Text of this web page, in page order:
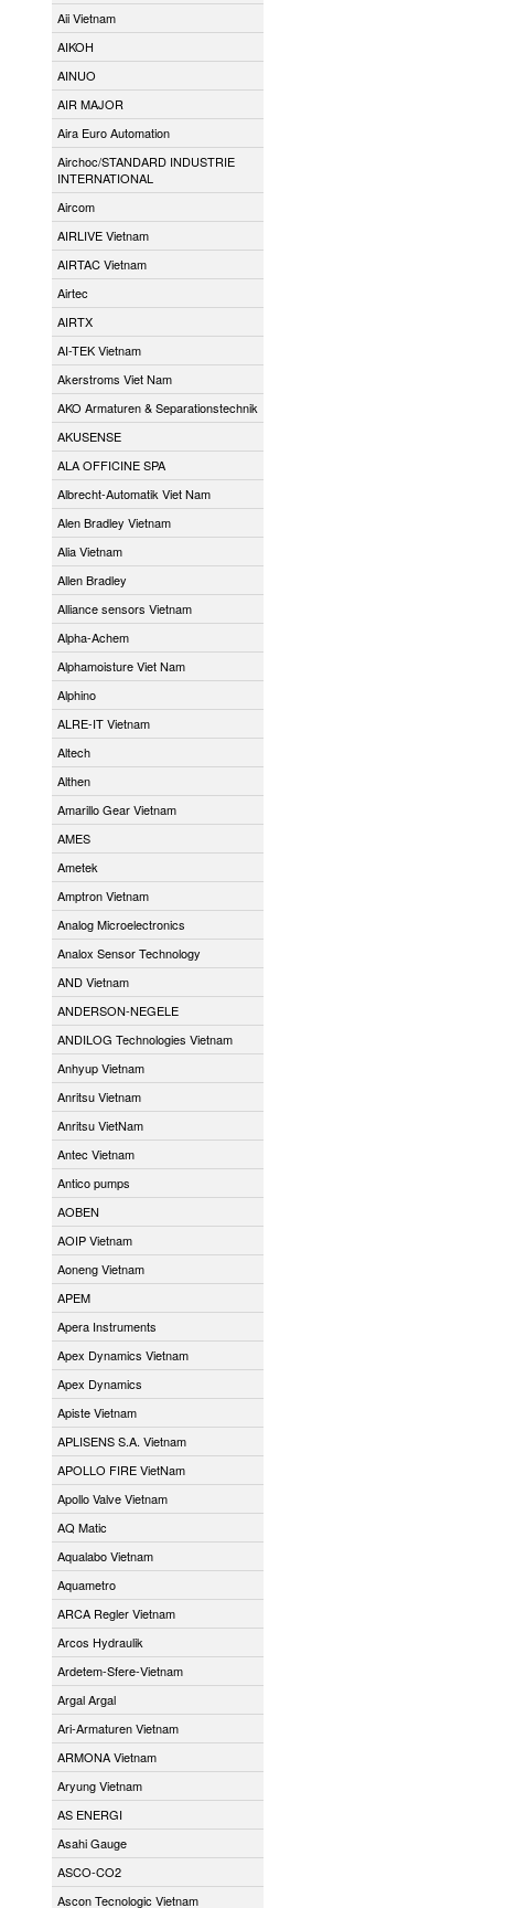
Aii Vietnam
AIKOH
AINUO
AIR MAJOR
Aira Euro Automation
Airchoc/STANDARD INDUSTRIE
INTERNATIONAL
Aircom
AIRLIVE Vietnam
AIRTAC Vietnam
Airtec
AIRTX
AI-TEK Vietnam
Akerstroms Viet Nam
AKO Armaturen & Separationstechnik
AKUSENSE
ALA OFFICINE SPA
Albrecht-Automatik Viet Nam
Alen Bradley Vietnam
Alia Vietnam
Allen Bradley
Alliance sensors Vietnam
Alpha-Achem
Alphamoisture Viet Nam
Alphino
ALRE-IT Vietnam
Altech
Althen
Amarillo Gear Vietnam
AMES
Ametek
Amptron Vietnam
Analog Microelectronics
Analox Sensor Technology
AND Vietnam
ANDERSON-NEGELE
ANDILOG Technologies Vietnam
Anhyup Vietnam
Anritsu Vietnam
Anritsu VietNam
Antec Vietnam
Antico pumps
AOBEN
AOIP Vietnam
Aoneng Vietnam
APEM
Apera Instruments
Apex Dynamics Vietnam
Apex Dynamics
Apiste Vietnam
APLISENS S.A. Vietnam
APOLLO FIRE VietNam
Apollo Valve Vietnam
AQ Matic
Aqualabo Vietnam
Aquametro
ARCA Regler Vietnam
Arcos Hydraulik
Ardetem-Sfere-Vietnam
Argal Argal
Ari-Armaturen Vietnam
ARMONA Vietnam
Aryung Vietnam
AS ENERGI
Asahi Gauge
ASCO-CO2
Ascon Tecnologic Vietnam